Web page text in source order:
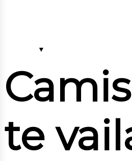
te